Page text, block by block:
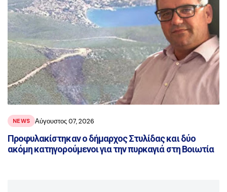
NEWS Αύγουστος 07, 2026
Προφυλακίστηκαν ο δήμαρχος Στυλίδας και δύο
ακόμη κατηγορούμενοι για την πυρκαγιά στη Βοιωτία